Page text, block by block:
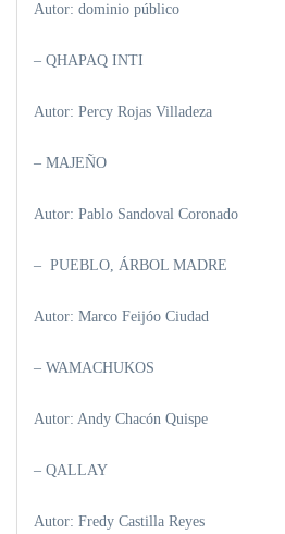
Autor: dominio público
– QHAPAQ INTI
Autor: Percy Rojas Villadeza
– MAJEÑO
Autor: Pablo Sandoval Coronado
– PUEBLO, ÁRBOL MADRE
Autor: Marco Feijóo Ciudad
– WAMACHUKOS
Autor: Andy Chacón Quispe
– QALLAY
Autor: Fredy Castilla Reyes